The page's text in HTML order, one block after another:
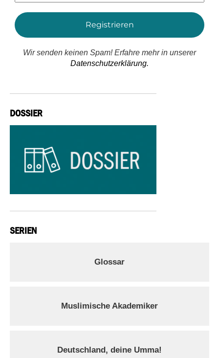
*
Wir senden keinen Spam! Erfahre mehr in unserer
Datenschutzerklärung.
DOSSIER
SERIEN
Glossar
Muslimische Akademiker
Deutschland, deine Umma!